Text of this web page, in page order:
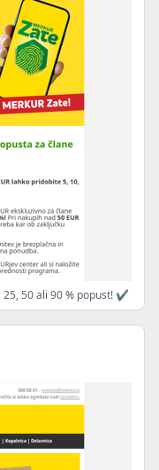
25, 50 ali 90 % popust! ✔️